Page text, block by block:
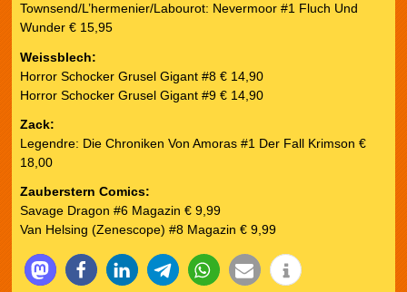
Townsend/L’hermenier/Labourot: Nevermoor #1 Fluch Und
Wunder € 15,95
Weissblech:
Horror Schocker Grusel Gigant #8 € 14,90
Horror Schocker Grusel Gigant #9 € 14,90
Zack:
Legendre: Die Chroniken Von Amoras #1 Der Fall Krimson €
18,00
Zauberstern Comics:
Savage Dragon #6 Magazin € 9,99
Van Helsing (Zenescope) #8 Magazin € 9,99